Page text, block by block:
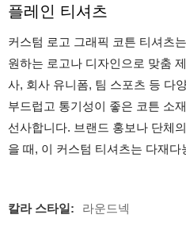
플레인 티셔츠
커스텀 로고 그래픽 코튼 티셔츠
원하는 로고나 디자인으로 맞춤
사, 회사 유니폼, 팀 스포츠 등 다
부드럽고 통기성이 좋은 코튼 소
선사합니다. 브랜드 홍보나 단체
을 때, 이 커스텀 티셔츠는 다재
칼라 스타일: 라운드넥